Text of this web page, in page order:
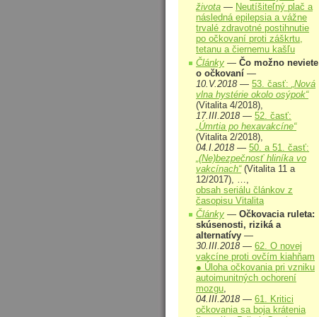
života — Neutíšiteľný plač a
následná epilepsia a vážne
trvalé zdravotné postihnutie
po očkovaní proti záškrtu,
tetanu a čiernemu kašľu
Články — Čo možno neviete
o očkovaní —
10.V.2018 — 53. časť: „Nová
vlna hystérie okolo osýpok“
(Vitalita 4/2018),
17.III.2018 — 52. časť:
„Úmrtia po hexavakcíne“
(Vitalita 2/2018),
04.I.2018 — 50. a 51. časť:
„(Ne)bezpečnosť hliníka vo
vakcínach“(Vitalita 11 a
12/2017), …,
obsah seriálu článkov z
časopisu Vitalita
Články — Očkovacia ruleta:
skúsenosti, riziká a
alternatívy —
30.III.2018 — 62. O novej
vakcíne proti ovčím kiahňam
● Úloha očkovania pri vzniku
autoimunitných ochorení
mozgu,
04.III.2018 — 61. Kritici
očkovania sa boja krátenia